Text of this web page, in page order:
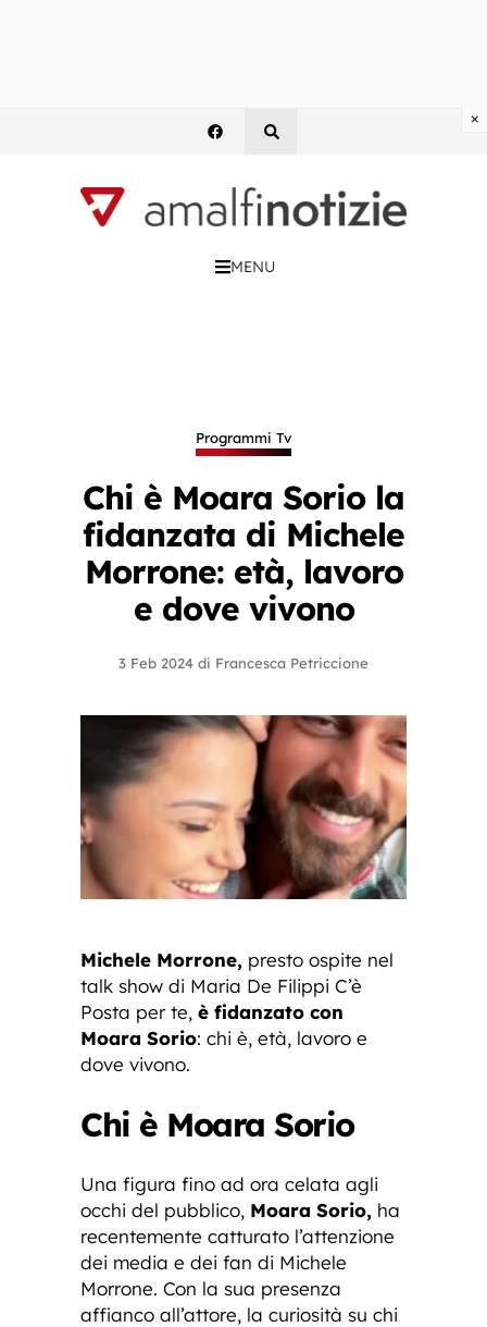
MENU
Programmi Tv
Chi è Moara Sorio la
fidanzata di Michele
Morrone: età, lavoro
e dove vivono
3 Feb 2024 di Francesca Petriccione
Michele Morrone, presto ospite nel
talk show di Maria De Filippi C’è
Posta per te, è fidanzato con
Moara Sorio: chi è, età, lavoro e
dove vivono.
Chi è Moara Sorio
Una figura fino ad ora celata agli
occhi del pubblico, Moara Sorio, ha
recentemente catturato l’attenzione
dei media e dei fan di Michele
Morrone. Con la sua presenza
affianco all’attore, la curiosità su chi
×